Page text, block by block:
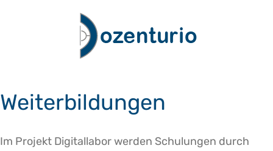
Weiterbildungen
Im Projekt Digitallabor werden Schulungen durch